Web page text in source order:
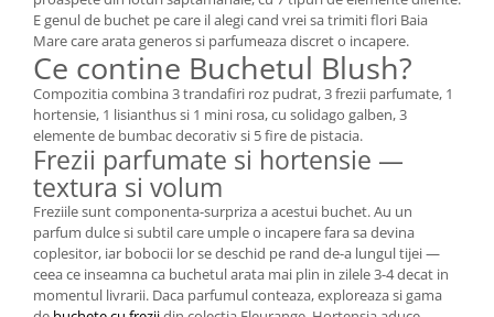
E genul de buchet pe care il alegi cand vrei sa trimiti flori Baia
Mare care arata generos si parfumeaza discret o incapere.
Ce contine Buchetul Blush?
Compozitia combina 3 trandafiri roz pudrat, 3 frezii parfumate, 1
hortensie, 1 lisianthus si 1 mini rosa, cu solidago galben, 3
elemente de bumbac decorativ si 5 fire de pistacia.
Frezii parfumate si hortensie —
textura si volum
Freziile sunt componenta-surpriza a acestui buchet. Au un
parfum dulce si subtil care umple o incapere fara sa devina
coplesitor, iar bobocii lor se deschid pe rand de-a lungul tijei —
ceea ce inseamna ca buchetul arata mai plin in zilele 3-4 decat in
momentul livrarii. Daca parfumul conteaza, exploreaza si gama